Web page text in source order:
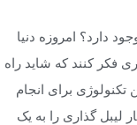
دارد؟ امروزه دنیا
فکر کنند که شاید راه
برای انجام
لیبل گذاری را به یک